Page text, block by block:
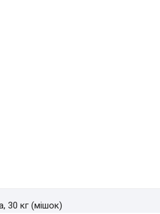
30 кг (мішок)